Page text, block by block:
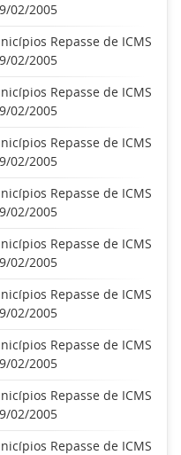
02/2005
Repasse de ICMS
02/2005
Repasse de ICMS
02/2005
Repasse de ICMS
02/2005
Repasse de ICMS
02/2005
Repasse de ICMS
02/2005
Repasse de ICMS
02/2005
Repasse de ICMS
02/2005
Repasse de ICMS
02/2005
Repasse de ICMS